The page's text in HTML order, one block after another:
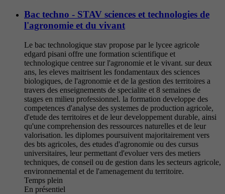
Bac techno - STAV sciences et technologies de
l'agronomie et du vivant
Le bac technologique stav propose par le lycee agricole
edgard pisani offre une formation scientifique et
technologique centree sur l'agronomie et le vivant. sur deux
ans, les eleves maitrisent les fondamentaux des sciences
biologiques, de l'agronomie et de la gestion des territoires a
travers des enseignements de specialite et 8 semaines de
stages en milieu professionnel. la formation developpe des
competences d'analyse des systemes de production agricole,
d'etude des territoires et de leur developpement durable, ainsi
qu'une comprehension des ressources naturelles et de leur
valorisation. les diplomes poursuivent majoritairement vers
des bts agricoles, des etudes d'agronomie ou des cursus
universitaires, leur permettant d'evoluer vers des metiers
techniques, de conseil ou de gestion dans les secteurs agricole,
environnemental et de l'amenagement du territoire.
Temps plein
En présentiel